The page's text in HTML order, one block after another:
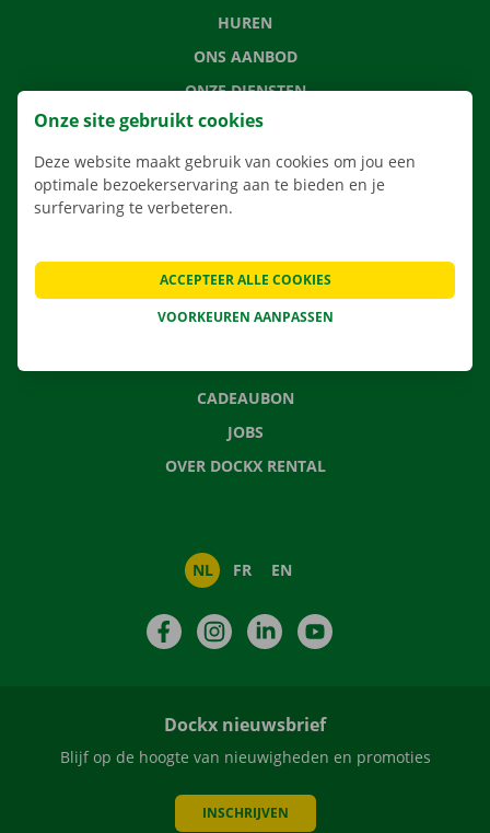
HUREN
ONS AANBOD
ONZE DIENSTEN
LOCATIES
APP
VERHUISOPLOSSINGEN
CONTACTEER ONS
CADEAUBON
JOBS
OVER DOCKX RENTAL
NL FR EN
FacebookInstagramLinkedIn
Dockx nieuwsbrief
Blijf op de hoogte van nieuwigheden en promoties
INSCHRIJVEN
Onze site gebruikt cookies
Deze website maakt gebruik van cookies om jou een
optimale bezoekerservaring aan te bieden en je
surfervaring te verbeteren.
VOORKEUREN AANPASSEN
ACCEPTEER ALLE COOKIES